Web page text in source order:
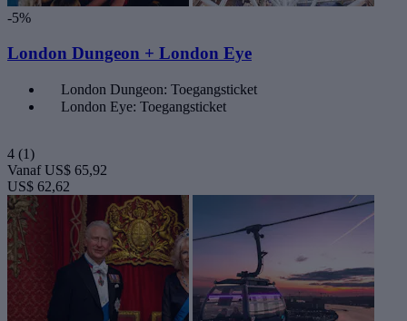
-5%
London Dungeon + London Eye
London Dungeon: Toegangsticket
London Eye: Toegangsticket
4 (1)
Vanaf US$ 65,92
US$ 62,62